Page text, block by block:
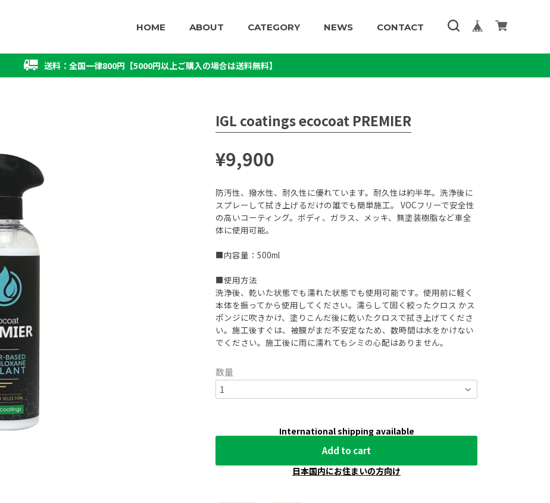
HOME ABOUT CATEGORY NEWS CONTACT
送料：全国一律800円【5000円以上ご購入の場合は送料無料】
IGL coatings ecocoat PREMIER
¥9,900
防汚性、撥水性、耐久性に優れています。耐久性は約半年。洗浄後に
スプレーして拭き上げるだけの誰でも簡単施工。 VOCフリーで安全性
の高いコーティング。ボディ、ガラス、メッキ、無塗装樹脂など車全
体に使用可能。
■内容量：500ml
■使用方法
洗浄後、乾いた状態でも濡れた状態でも使用可能です。使用前に軽く
本体を振ってから使用してください。濡らして固く絞ったクロス かス
ポンジに吹きかけ、塗りこんだ後に乾いたクロスで拭き上げてくださ
い。施工後すぐは、被膜がまだ不安定なため、数時間は水をかけない
でください。施工後に雨に濡れてもシミの心配はありません。
数量
International shipping available
Add to cart
日本国内にお住まいの方向け